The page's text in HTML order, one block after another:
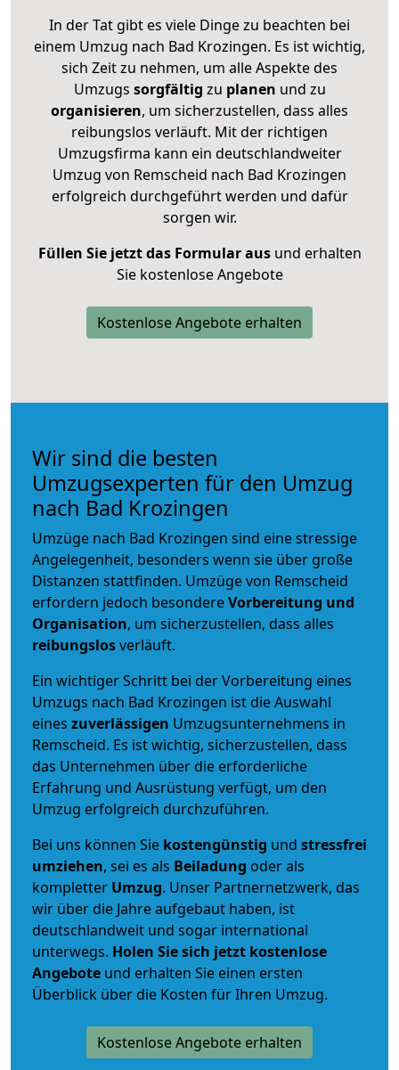
In der Tat gibt es viele Dinge zu beachten bei
einem Umzug nach Bad Krozingen. Es ist wichtig,
sich Zeit zu nehmen, um alle Aspekte des
Umzugs sorgfältig zu planen und zu
organisieren, um sicherzustellen, dass alles
reibungslos verläuft. Mit der richtigen
Umzugsfirma kann ein deutschlandweiter
Umzug von Remscheid nach Bad Krozingen
erfolgreich durchgeführt werden und dafür
sorgen wir.
Füllen Sie jetzt das Formular ausund erhalten
Sie kostenlose Angebote
Kostenlose Angebote erhalten
Wir sind die besten
Umzugsexperten für den Umzug
nach Bad Krozingen
Umzüge nach Bad Krozingen sind eine stressige
Angelegenheit, besonders wenn sie über große
Distanzen stattfinden. Umzüge von Remscheid
erfordern jedoch besondereVorbereitung und
Organisation, um sicherzustellen, dass alles
reibungslosverläuft.
Ein wichtiger Schritt bei der Vorbereitung eines
Umzugs nach Bad Krozingen ist die Auswahl
eines zuverlässigen Umzugsunternehmens in
Remscheid. Es ist wichtig, sicherzustellen, dass
das Unternehmen über die erforderliche
Erfahrung und Ausrüstung verfügt, um den
Umzug erfolgreich durchzuführen.
Bei uns können Sie kostengünstig und stressfrei
umziehen, sei es als Beiladung oder als
kompletter Umzug. Unser Partnernetzwerk, das
wir über die Jahre aufgebaut haben, ist
deutschlandweit und sogar international
unterwegs. Holen Sie sich jetzt kostenlose
Angebote und erhalten Sie einen ersten
Überblick über die Kosten für Ihren Umzug.
Kostenlose Angebote erhalten